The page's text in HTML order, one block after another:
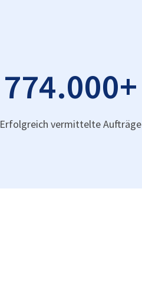
774.000+
Erfolgreich vermittelte Aufträge